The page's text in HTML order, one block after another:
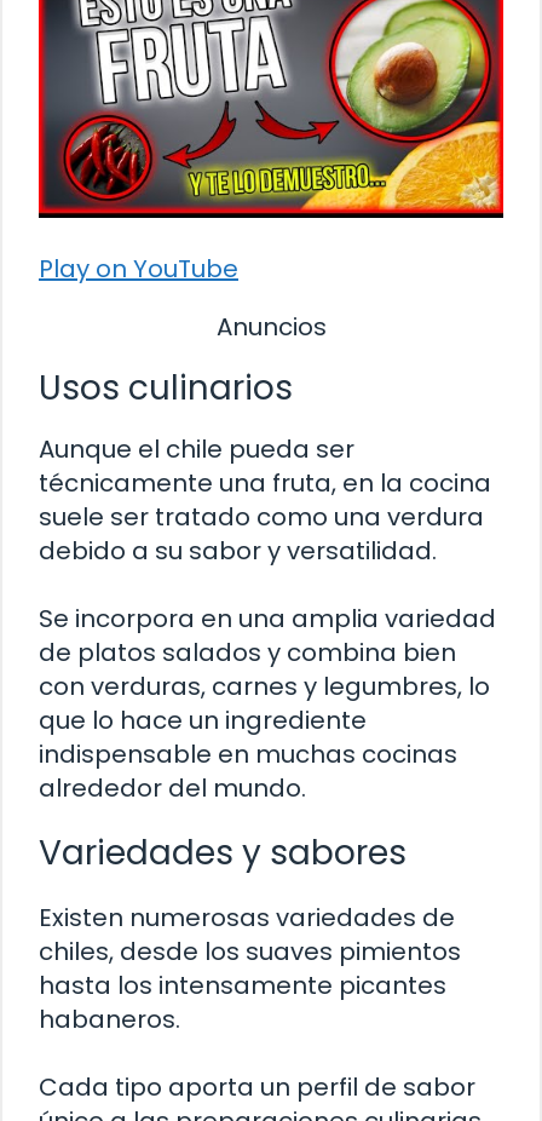
Play on YouTube
Anuncios
Usos culinarios
Aunque el chile pueda ser
técnicamente una fruta, en la cocina
suele ser tratado como una verdura
debido a su sabor y versatilidad.
Se incorpora en una amplia variedad
de platos salados y combina bien
con verduras, carnes y legumbres, lo
que lo hace un ingrediente
indispensable en muchas cocinas
alrededor del mundo.
Variedades y sabores
Existen numerosas variedades de
chiles, desde los suaves pimientos
hasta los intensamente picantes
habaneros.
Cada tipo aporta un perfil de sabor